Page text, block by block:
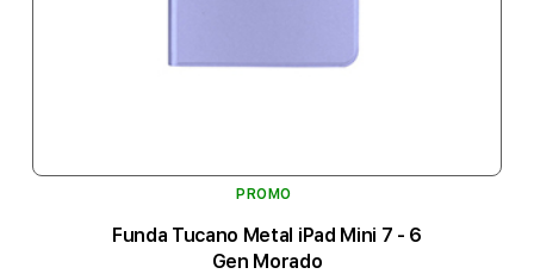
PROMO
Funda Tucano Metal iPad Mini 7 - 6
Gen Morado